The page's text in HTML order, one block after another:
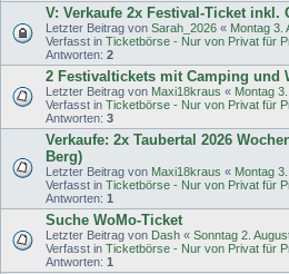
V: Verkaufe 2x Festival-Ticket inkl.
Letzter Beitrag von Sarah_2026 « Montag 3.
Verfasst in Ticketbörse - Nur von Privat für
Antworten: 2
2 Festivaltickets mit Camping und
Letzter Beitrag von Maxi18kraus « Montag
Verfasst in Ticketbörse - Nur von Privat für
Antworten: 3
Verkaufe: 2x Taubertal 2026
Berg)
Letzter Beitrag von Maxi18kraus « Montag
Verfasst in Ticketbörse - Nur von Privat für
Antworten: 1
Suche WoMo-Ticket
Letzter Beitrag von Dash « Sonntag 2.
Verfasst in Ticketbörse - Nur von Privat für
Antworten: 1